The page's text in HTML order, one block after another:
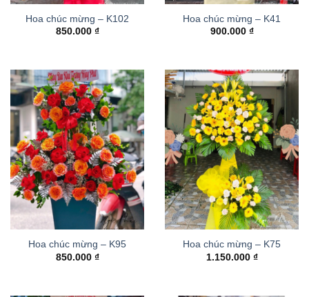
Hoa chúc mừng – K102
850.000 ₫
Hoa chúc mừng – K41
900.000 ₫
Hoa chúc mừng – K95
850.000 ₫
Hoa chúc mừng – K75
1.150.000 ₫